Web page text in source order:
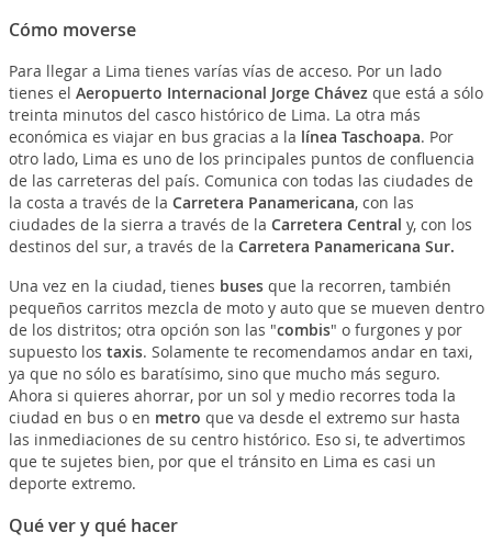
Cómo moverse
Para llegar a Lima tienes varías vías de acceso. Por un lado
tienes el Aeropuerto Internacional Jorge Chávezque está a sólo
treinta minutos del casco histórico de Lima. La otra más
económica es viajar en bus gracias a la línea Taschoapa. Por
otro lado, Lima es uno de los principales puntos de confluencia
de las carreteras del país. Comunica con todas las ciudades de
la costa a través de la Carretera Panamericana, con las
ciudades de la sierra a través de la Carretera Central y, con los
destinos del sur, a través de la Carretera Panamericana Sur.
Una vez en la ciudad, tienes busesque la recorren, también
pequeños carritos mezcla de moto y auto que se mueven dentro
de los distritos; otra opción son las "combis" o furgones y por
supuesto los taxis. Solamente te recomendamos andar en taxi,
ya que no sólo es baratísimo, sino que mucho más seguro.
Ahora si quieres ahorrar, por un sol y medio recorres toda la
ciudad en bus o en metro que va desde el extremo sur hasta
las inmediaciones de su centro histórico. Eso si, te advertimos
que te sujetes bien, por que el tránsito en Lima es casi un
deporte extremo.
Qué ver y qué hacer